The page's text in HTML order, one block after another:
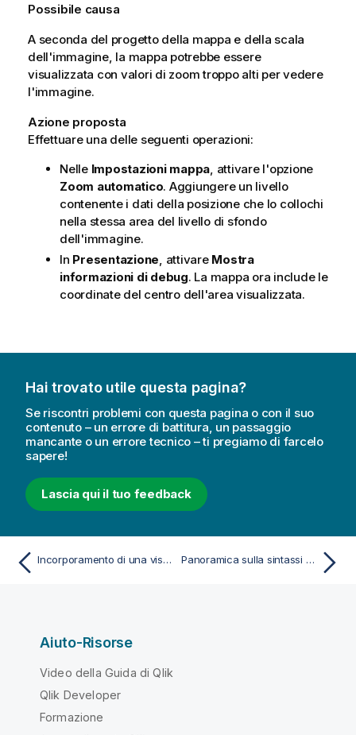
Possibile causa
A seconda del progetto della mappa e della scala
dell'immagine, la mappa potrebbe essere
visualizzata con valori di zoom troppo alti per vedere
l'immagine.
Azione proposta
Effettuare una delle seguenti operazioni:
Nelle Impostazioni mappa, attivare l'opzione
Zoom automatico. Aggiungere un livello
contenente i dati della posizione che lo collochi
nella stessa area del livello di sfondo
dell'immagine.
In Presentazione, attivare Mostra
informazioni di debug. La mappa ora include le
coordinate del centro dell'area visualizzata.
Hai trovato utile questa pagina?
Se riscontri problemi con questa pagina o con il suo
contenuto – un errore di battitura, un passaggio
mancante o un errore tecnico – ti pregiamo di farcelo
sapere!
Lascia qui il tuo feedback
Incorporamento di una visualizzazione o un foglio in una pagina Web Panoramica sulla sintassi dello script
Aiuto-Risorse
Video della Guida di Qlik
Qlik Developer
Formazione